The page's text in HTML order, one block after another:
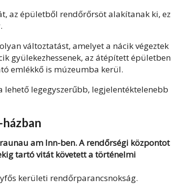
az épületből rendőrőrsöt alakítanak ki, ez
változtatást, amelyet a nácik végeztek
gyülekezhessenek, az átépített épületben
emlékkő is múzeumba kerül.
lehető legegyszerűbb, legjelentéktelenebb
am Inn-ben. A rendőrségi központot
tartó vitát követett a történelmi
kerületi rendőrparancsnokság.